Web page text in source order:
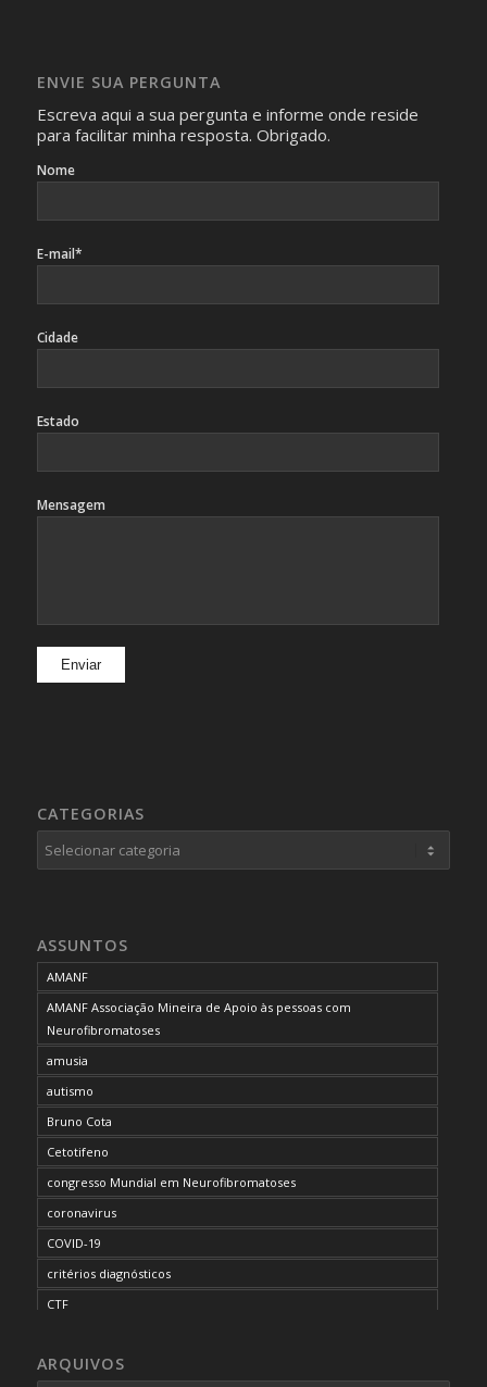
identificação da pessoa fotografada.
ENVIE SUA PERGUNTA
Escreva aqui a sua pergunta e informe onde reside
para facilitar minha resposta. Obrigado.
Nome
E-mail*
Cidade
Estado
Mensagem
CATEGORIAS
Categorias
ASSUNTOS
AMANF
AMANF Associação Mineira de Apoio às pessoas com
Neurofibromatoses
amusia
autismo
Bruno Cota
Cetotifeno
congresso Mundial em Neurofibromatoses
coronavirus
COVID-19
critérios diagnósticos
CTF
desordem do processamento auditivo
ARQUIVOS